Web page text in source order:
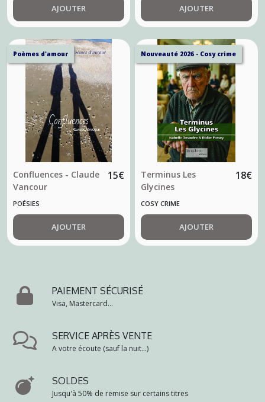
AJOUTER AJOUTER
Poèmes d'amour
Confluences - Claude
Vancour
15€
POÉSIES
AJOUTER
Nouveauté 2026 - Cosy crime
Terminus Les
Glycines
18€
COSY CRIME
AJOUTER
PAIEMENT SÉCURISÉ
Visa, Mastercard...
SERVICE APRÈS VENTE
A votre écoute (sauf la nuit...)
SOLDES
Jusqu'à 50% de remise sur certains titres